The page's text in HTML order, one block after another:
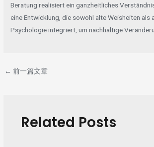
Beratung realisiert ein ganzheitliches
eine Entwicklung, die sowohl alte Weisheiten als
Psychologie integriert, um nachhaltige
← 前一篇文章
Related Posts